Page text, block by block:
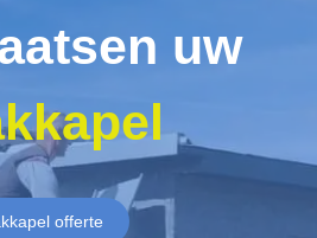
uw
offerte